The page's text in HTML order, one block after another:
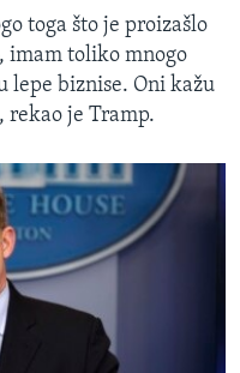
toga što je proizašlo
imam toliko mnogo
biznise. Oni kažu
rekao je Tramp.